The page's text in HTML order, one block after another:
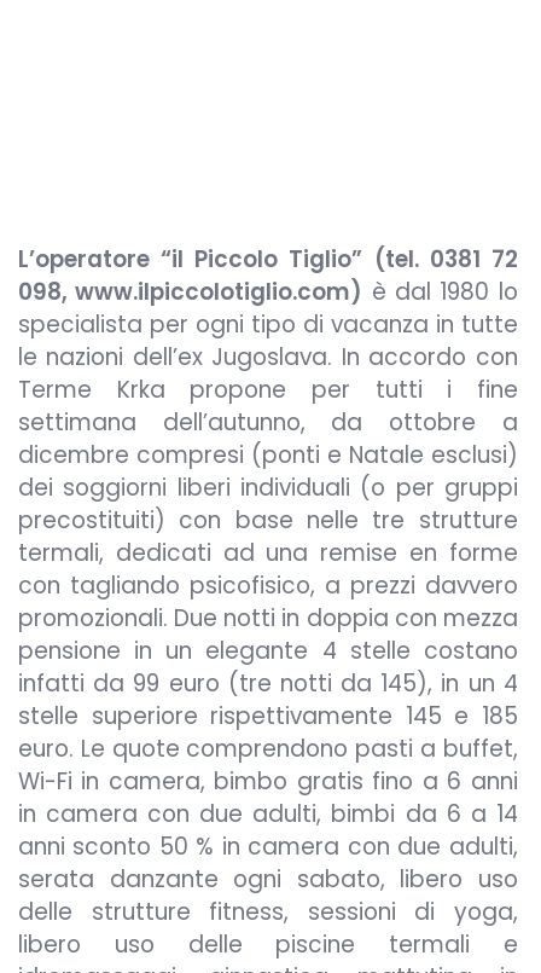
L’operatore “il Piccolo Tiglio” (tel. 0381 72
098, www.ilpiccolotiglio.com) è dal 1980 lo
specialista per ogni tipo di vacanza in tutte
le nazioni dell’ex Jugoslava. In accordo con
Terme Krka propone per tutti i fine
settimana dell’autunno, da ottobre a
dicembre compresi (ponti e Natale esclusi)
dei soggiorni liberi individuali (o per gruppi
precostituiti) con base nelle tre strutture
termali, dedicati ad una remise en forme
con tagliando psicofisico, a prezzi davvero
promozionali. Due notti in doppia con mezza
pensione in un elegante 4 stelle costano
infatti da 99 euro (tre notti da 145), in un 4
stelle superiore rispettivamente 145 e 185
euro. Le quote comprendono pasti a buffet,
Wi-Fi in camera, bimbo gratis fino a 6 anni
in camera con due adulti, bimbi da 6 a 14
anni sconto 50 % in camera con due adulti,
serata danzante ogni sabato, libero uso
delle strutture fitness, sessioni di yoga,
libero uso delle piscine termali e